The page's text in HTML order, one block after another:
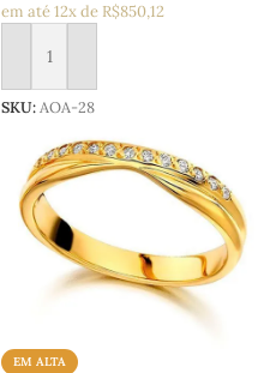
em até 12x de R$850,12
Adicionar ao carrinho
SKU:AOA-28
EM ALTA